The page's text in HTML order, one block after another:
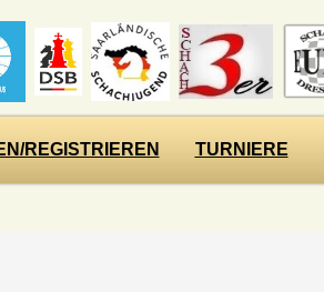
REGISTRIEREN TURNIERE